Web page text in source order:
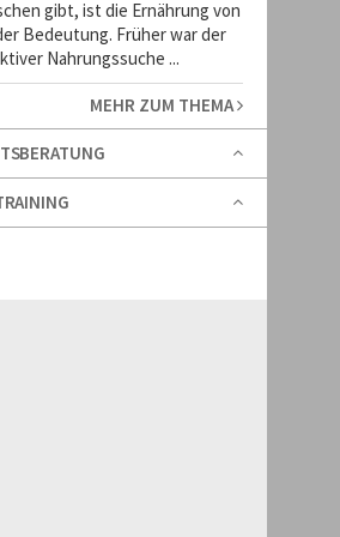
gibt, ist die Ernährung von
Bedeutung. Früher war der
Nahrungssuche ...
MEHR ZUM THEMA